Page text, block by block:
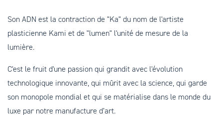
Son ADN est la contraction de "Ka" du nom de l'artiste
plasticienne Kami et de "lumen" l'unité de mesure de la
lumière.
C'est le fruit d'une passion qui grandit avec l'évolution
technologique innovante, qui mûrit avec la science, qui garde
son monopole mondial et qui se matérialise dans le monde du
luxe par notre manufacture d’art.